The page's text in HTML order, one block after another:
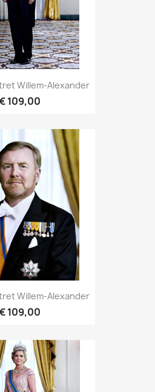
Willem-Alexander
109,00
Willem-Alexander
109,00